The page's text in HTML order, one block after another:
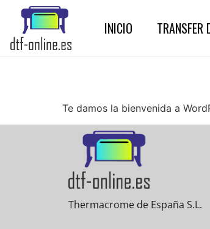
INICIO TRANSFER
Te damos la bienvenida a
Thermacrome de España S.L.